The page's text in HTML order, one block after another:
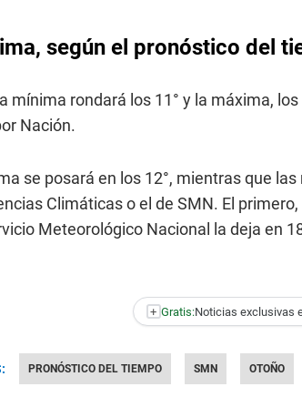
según el pronóstico del
mínima rondará los 11° y la máxima, los
Nación.
se posará en los 12°, mientras que
Climáticas o el de SMN. El
Meteorológico Nacional la deja en
+ Gratis:Noticias exclusivas
PRONÓSTICO DEL TIEMPO SMN OTOÑO